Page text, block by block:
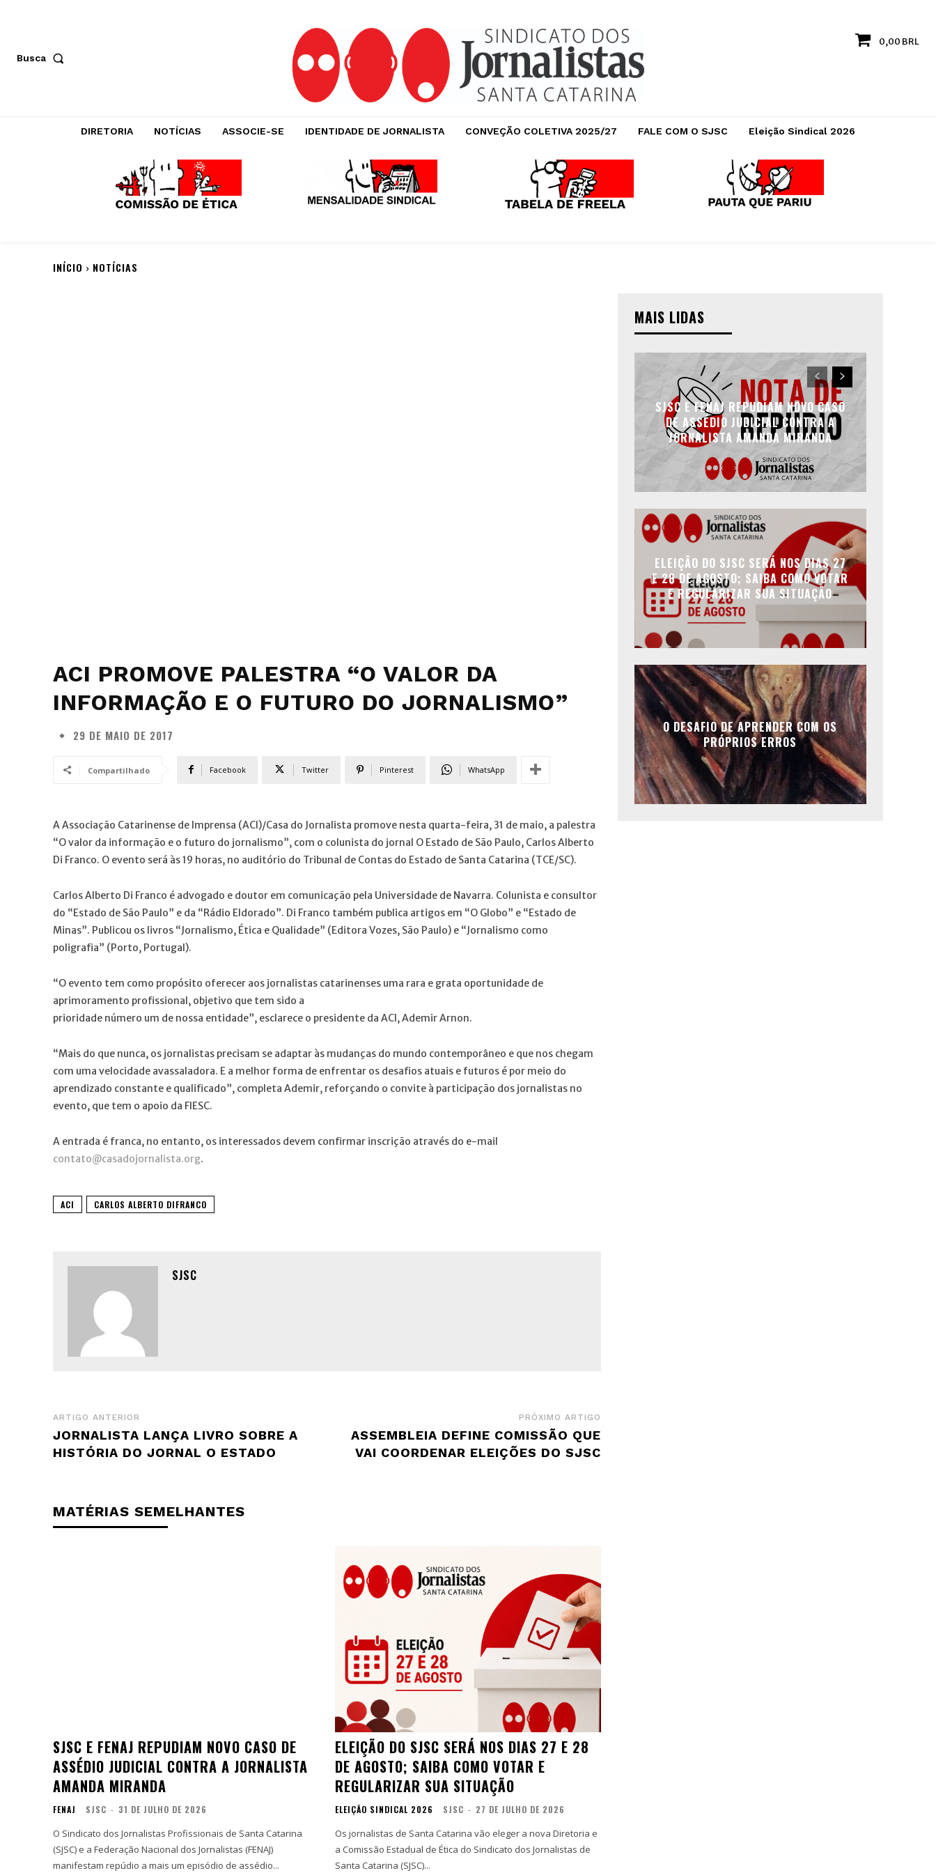
Busca
0,00 BRL
DIRETORIA NOTÍCIAS ASSOCIE-SE IDENTIDADE DE JORNALISTA CONVEÇÃO COLETIVA 2025/27 FALE COM O SJSC Eleição Sindical 2026
INÍCIO NOTÍCIAS
ACI PROMOVE PALESTRA “O VALOR DA
INFORMAÇÃO E O FUTURO DO JORNALISMO”
29 DE MAIO DE 2017
Compartilhado Facebook Twitter Pinterest WhatsApp
A Associação Catarinense de Imprensa (ACI)/Casa do Jornalista promove nesta quarta-feira, 31 de maio, a palestra
“O valor da informação e o futuro do jornalismo”, com o colunista do jornal O Estado de São Paulo, Carlos Alberto
Di Franco. O evento será às 19 horas, no auditório do Tribunal de Contas do Estado de Santa Catarina (TCE/SC).
Carlos Alberto Di Franco é advogado e doutor em comunicação pela Universidade de Navarra. Colunista e consultor
do “Estado de São Paulo” e da “Rádio Eldorado”. Di Franco também publica artigos em “O Globo” e “Estado de
Minas”. Publicou os livros “Jornalismo, Ética e Qualidade” (Editora Vozes, São Paulo) e “Jornalismo como
poligrafia” (Porto, Portugal).
“O evento tem como propósito oferecer aos jornalistas catarinenses uma rara e grata oportunidade de
aprimoramento profissional, objetivo que tem sido a
prioridade número um de nossa entidade”, esclarece o presidente da ACI, Ademir Arnon.
“Mais do que nunca, os jornalistas precisam se adaptar às mudanças do mundo contemporâneo e que nos chegam
com uma velocidade avassaladora. E a melhor forma de enfrentar os desafios atuais e futuros é por meio do
aprendizado constante e qualificado”, completa Ademir, reforçando o convite à participação dos jornalistas no
evento, que tem o apoio da FIESC.
A entrada é franca, no entanto, os interessados devem confirmar inscrição através do e-mail
contato@casadojornalista.org.
ACI CARLOS ALBERTO DIFRANCO
SJSC
ARTIGO ANTERIOR
JORNALISTA LANÇA LIVRO SOBRE A
HISTÓRIA DO JORNAL O ESTADO
PRÓXIMO ARTIGO
ASSEMBLEIA DEFINE COMISSÃO QUE
VAI COORDENAR ELEIÇÕES DO SJSC
MATÉRIAS SEMELHANTES
SJSC E FENAJ REPUDIAM NOVO CASO DE
ASSÉDIO JUDICIAL CONTRA A JORNALISTA
AMANDA MIRANDA
FENAJ SJSC - 31 DE JULHO DE 2026
O Sindicato dos Jornalistas Profissionais de Santa Catarina
(SJSC) e a Federação Nacional dos Jornalistas (FENAJ)
manifestam repúdio a mais um episódio de assédio...
ELEIÇÃO DO SJSC SERÁ NOS DIAS 27 E 28
DE AGOSTO; SAIBA COMO VOTAR E
REGULARIZAR SUA SITUAÇÃO
ELEIÇÃO SINDICAL 2026 SJSC - 27 DE JULHO DE 2026
Os jornalistas de Santa Catarina vão eleger a nova Diretoria e
a Comissão Estadual de Ética do Sindicato dos Jornalistas de
Santa Catarina (SJSC)...
MAIS LIDAS
SJSC E FENAJ REPUDIAM NOVO CASO
DE ASSÉDIO JUDICIAL CONTRA A
JORNALISTA AMANDA MIRANDA
ELEIÇÃO DO SJSC SERÁ NOS DIAS 27
E 28 DE AGOSTO; SAIBA COMO VOTAR
E REGULARIZAR SUA SITUAÇÃO
O DESAFIO DE APRENDER COM OS
PRÓPRIOS ERROS